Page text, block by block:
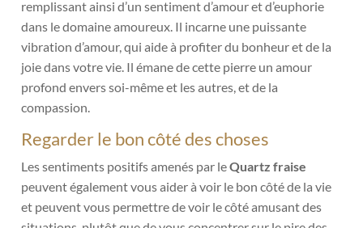
remplissant ainsi d’un sentiment d’amour et d’euphorie
dans le domaine amoureux. Il incarne une puissante
vibration d’amour, qui aide à profiter du bonheur et de la
joie dans votre vie. Il émane de cette pierre un amour
profond envers soi-même et les autres, et de la
compassion.
Regarder le bon côté des choses
Les sentiments positifs amenés par leQuartz fraise
peuvent également vous aider à voir le bon côté de la vie
et peuvent vous permettre de voir le côté amusant des